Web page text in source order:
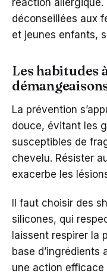
réaction allergique.
déconseillées aux
et jeunes enfants,
Les habitudes
La prévention
douce, évitant les
susceptibles de
chevelu. Résister
exacerbe les
Il faut choisir des
silicones, qui
laissent respirer la
base
une action efficace